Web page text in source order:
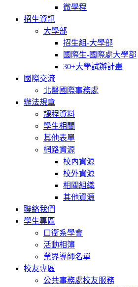
微學程
招生資訊
大學部
招生組-大學部
國際生-國際處大學部
30+大學試辦計畫
國際交流
北醫國際事務處
辦法規章
課程資料
學生相關
其他表單
網路資源
校內資源
校外資源
相關組織
其他資源
聯絡我們
學生專區
口衛系學會
活動相簿
業界導師名單
校友專區
公共事務處校友服務